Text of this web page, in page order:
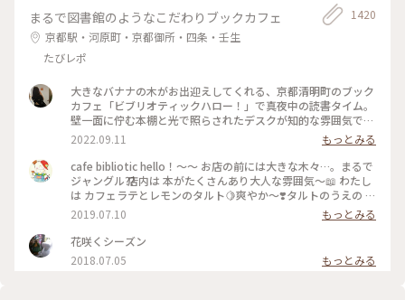
まるで図書館のようなこだわりブックカフェ
京都駅・河原町・京都御所・四条・壬生
たびレポ
1420
大きなバナナの木がお出迎えしてくれる、京都清明町のブック
カフェ「ビブリオティックハロー！」で真夜中の読書タイム。
壁一面に佇む本棚と光で照らされたデスクが知的な雰囲気で、
これぞ大人カフェでした。2階に貫けている本棚を見に行く
と、ちょっとスケスケの渡り廊下でスリリング。スイーツもド
リンクも美味しくて、夜遅くまでやっているのも嬉しくて。。
これは出張の度に立ち寄りそうです。築150年以上の町屋をリ
ノベしたというところも見応えあり。観光というよりも、ロー
カルに寄り添っているようで温かい空気も感じました。 #私の
ことりっぷ2022 #Myことりっぷ #京都カフェ #ブックカフ
ェ #読書 #ガトーショコラ #コーヒー
2022.09.11
もっとみる
cafe bibliotic hello！〜〜 お店の前には大きな木々…。まるで
ジャングル⁇ 店内は 本がたくさんあり大人な雰囲気〜📖 わたし
は カフェラテとレモンのタルト🍋爽やか〜❣️タルトのうえの レ
モンのドライフルーツがめちゃくちゃ美味しい❣️ カフェの横で
は パンも販売してます。こちらも魅力的でしたが またの機会
に〜 #京都#カフェ#レモンタルト
2019.07.10
もっとみる
花咲くシーズン
2018.07.05
もっとみる